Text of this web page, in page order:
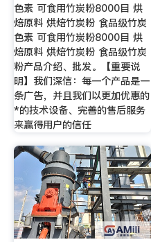
色素 可食用竹炭粉8000目 烘
焙原料 烘焙竹炭粉 食品级竹炭
色素 可食用竹炭粉8000目 烘
焙原料 烘焙竹炭粉 食品级竹炭
粉产品介绍、批发。【重要说
明】我们深信：每一个产品是一
条广告，并且我们以更加优惠的
*的技术设备、完善的售后服务
来赢得用户的信任